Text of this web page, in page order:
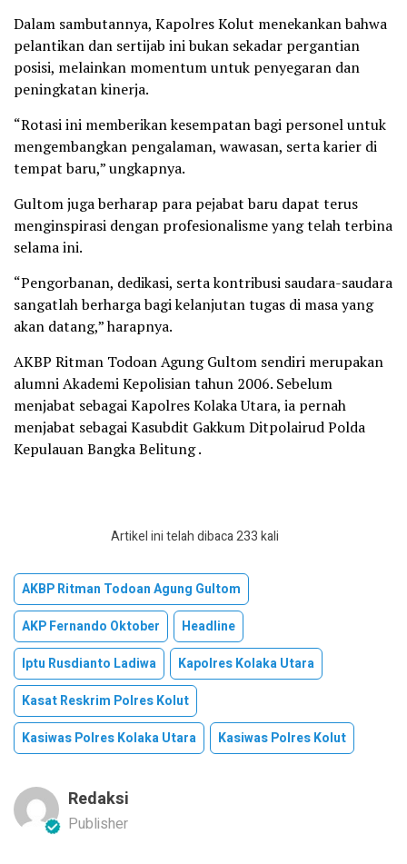
Dalam sambutannya, Kapolres Kolut menekankan bahwa
pelantikan dan sertijab ini bukan sekadar pergantian
posisi, melainkan momentum untuk penyegaran dan
peningkatan kinerja.
“Rotasi ini memberikan kesempatan bagi personel untuk
mengembangkan pengalaman, wawasan, serta karier di
tempat baru,” ungkapnya.
Gultom juga berharap para pejabat baru dapat terus
menginspirasi dengan profesionalisme yang telah terbina
selama ini.
“Pengorbanan, dedikasi, serta kontribusi saudara-saudara
sangatlah berharga bagi kelanjutan tugas di masa yang
akan datang,” harapnya.
AKBP Ritman Todoan Agung Gultom sendiri merupakan
alumni Akademi Kepolisian tahun 2006. Sebelum
menjabat sebagai Kapolres Kolaka Utara, ia pernah
menjabat sebagai Kasubdit Gakkum Ditpolairud Polda
Kepulauan Bangka Belitung .
Artikel ini telah dibaca 233 kali
AKBP Ritman Todoan Agung Gultom
AKP Fernando Oktober
Headline
Iptu Rusdianto Ladiwa
Kapolres Kolaka Utara
Kasat Reskrim Polres Kolut
Kasiwas Polres Kolaka Utara
Kasiwas Polres Kolut
Redaksi
Publisher